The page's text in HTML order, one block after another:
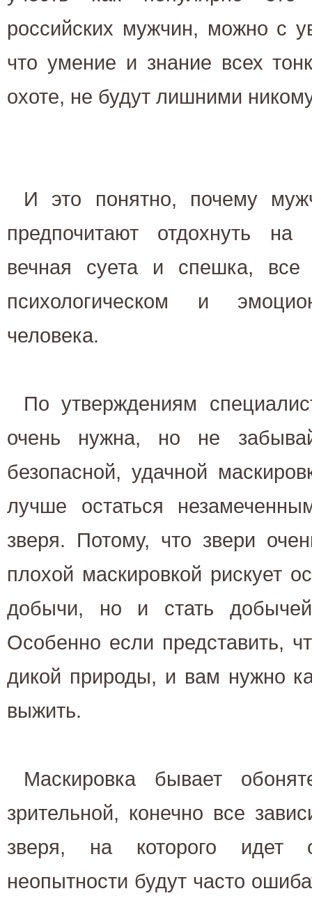
российских мужчин, можно с
что умение и знание всех
охоте, не будут лишними
И это понятно, почему
предпочитают отдохнуть
вечная суета и спешка, все
психологическом и
человека.
По утверждениям
очень нужна, но не
безопасной, удачной
лучше остаться
зверя. Потому, что звери
плохой маскировкой рискует
добычи, но и стать
Особенно если представить,
дикой природы, и вам нужно
выжить.
Маскировка бывает
зрительной, конечно все
зверя, на которого идет
неопытности будут часто